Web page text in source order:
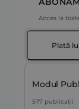
Acces la
Plată
Modul
577 publicații